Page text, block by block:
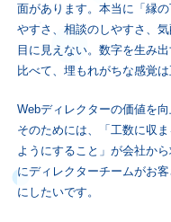
面があります。本当に「縁
やすさ、相談のしやすさ、
目に見えない。数字を生み
比べて、埋もれがちな感覚は
Webディレクターの価値を
そのためには、「工数に収
ようにすること」が会社か
にディレクターチームがお
にしたいです。